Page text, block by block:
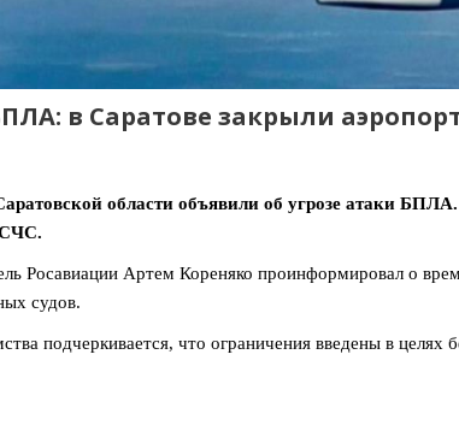
в Саратове закрыли
области объявили об угрозе атаки
Росавиации Артем Кореняко проинформировал о
судов.
подчеркивается, что ограничения введены в целях